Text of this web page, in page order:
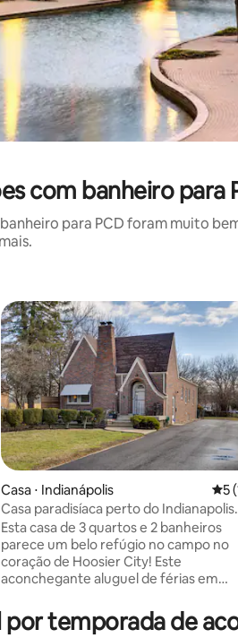
com banheiro para
para PCD foram muito
avaliação média de 5, 8 avaliações
Casa ⋅ Indianápolis 5 5
Casa paradisíaca perto do Indianapolis
Motor Speedway
Esta casa de 3 quartos e 2 banheiros
parece um belo refúgio no campo no
coração de Hoosier City! Este
aconchegante aluguel de férias em
entrada de automóveis em um lote
privado abraçado por sebes e árvores,
temporada de